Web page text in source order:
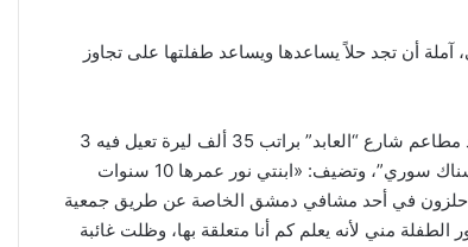
أن تجد حلاً يساعدها ويساعد طفلتها على تجاوز
الأم التي تسكن في حي “برزة” بمدينة “دمشق”، تعمل في أحد مطاعم شارع “العابد” براتب 35 ألف ليرة تعيل فيه 3
أطفال، وفق ما جاء في الشكوى التي أرسلتها لبريد صفحة “سناك سوري”، وتضيف: «ابنتي نور عمرها 10 سنوات
حلزون في أحد مشافي دمشق الخاصة عن طريق جمعية
نور الطفلة مني لأنه يعلم كم أنا متعلقة بها، وظلت غائبة